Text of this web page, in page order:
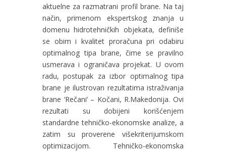
aktuelne za razmatrani profil brane. Na taj
način, primenom ekspertskog znanja u
domenu hidrotehničkih objekata, definiše
se obim i kvalitet proračuna pri odabiru
optimalnog tipa brane, čime se pravilno
usmerava i ograničava projekat. U ovom
radu, postupak za izbor optimalnog tipa
brane je ilustrovan rezultatima istraživanja
brane ‘Rečani’ – Kočani, R.Makedonija. Ovi
rezultati su dobijeni korišćenjem
standardne tehničko-ekonomske analize, a
zatim su proverene višekriterijumskom
optimizacijom. Tehničko-ekonomska